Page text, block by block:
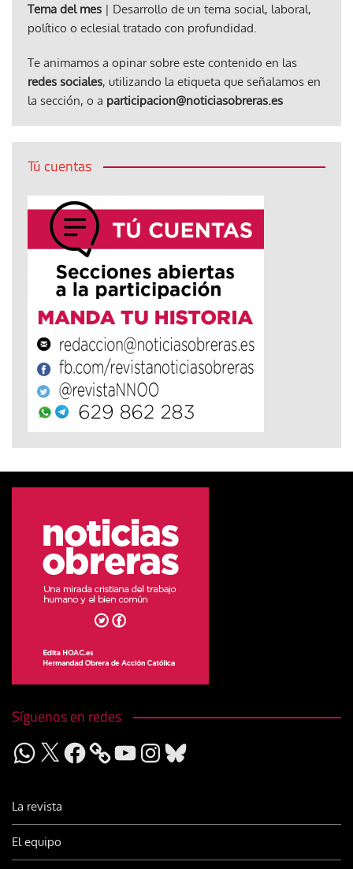
Tema del mes | Desarrollo de un tema social, laboral,
político o eclesial tratado con profundidad.
Te animamos a opinar sobre este contenido en las
redes sociales, utilizando la etiqueta que señalamos en
la sección, o a participacion@noticiasobreras.es
Tú cuentas
Síguenos en redes
WhatsApp
X Facebook YouTubeInstagram
Bluesky
La revista
El equipo